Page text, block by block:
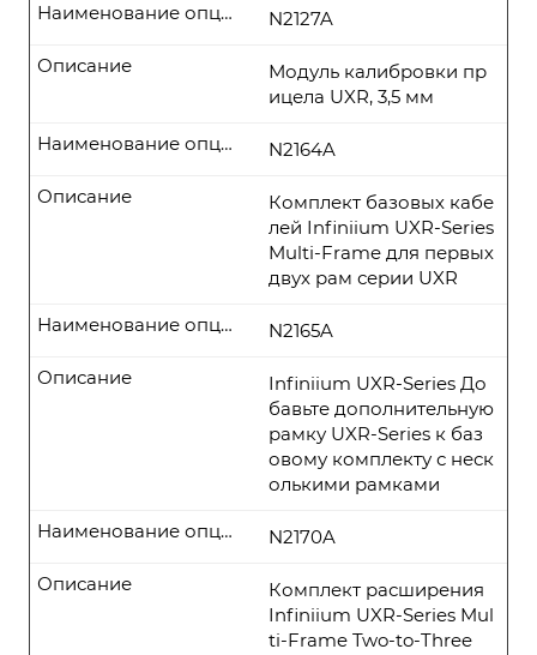
N2127A
Наименование опции
Модуль калибровки пр
ицела UXR, 3,5 мм
Описание
N2164A
Наименование опции
Комплект базовых кабе
лей Infiniium UXR-Series
Multi-Frame для первых
двух рам серии UXR
Описание
N2165A
Наименование опции
Infiniium UXR-Series До
бавьте дополнительную
рамку UXR-Series к баз
овому комплекту с неск
олькими рамками
Описание
N2170A
Наименование опции
Комплект расширения
Infiniium UXR-Series Mul
ti-Frame Two-to-Three
Описание